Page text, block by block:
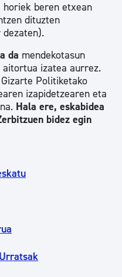
horiek beren etxean
dituzten
da mendekotasun
izatea aurrez.
Politiketako
izapidetzearen eta
Hala ere, eskabidea
bidez egin
Urratsak